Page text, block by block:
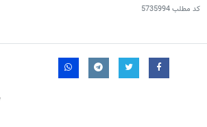
کد مطلب5735994